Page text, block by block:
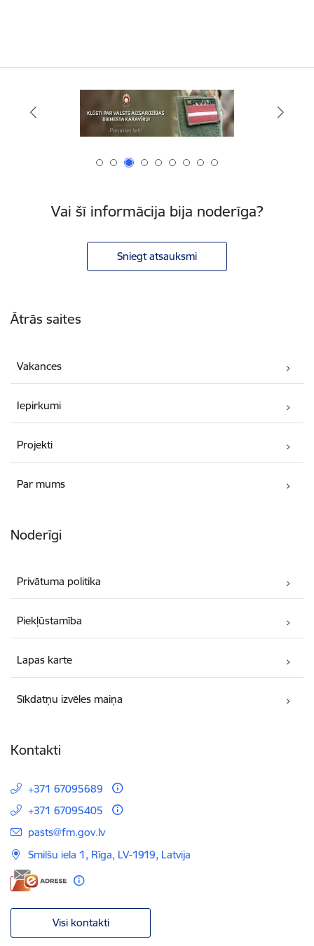
Vai šī informācija bija noderīga?
Sniegt atsauksmi
Ātrās saites
Vakances
Iepirkumi
Projekti
Par mums
Noderīgi
Privātuma politika
Piekļūstamība
Lapas karte
Sīkdatņu izvēles maiņa
Kontakti
+371 67095689
+371 67095405
E-pasts:
pasts@fm.gov.lv
Smilšu iela 1, Rīga, LV-1919, Latvija
Visi kontakti